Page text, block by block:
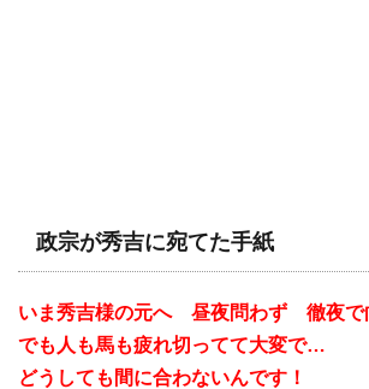
政宗が秀吉に宛てた手紙
いま秀吉様の元へ 昼夜問わず 徹夜で
でも人も馬も疲れ切ってて大変で…
どうしても間に合わないんです！